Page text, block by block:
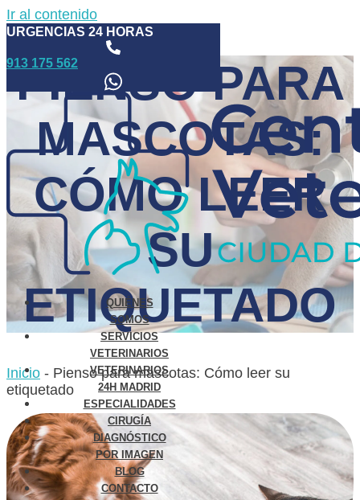
Ir al contenido
URGENCIAS 24 HORAS
913 175 562
QUIÉNES
SOMOS
SERVICIOS
VETERINARIOS
VETERINARIOS
24H MADRID
ESPECIALIDADES
CIRUGÍA
DIAGNÓSTICO
POR IMAGEN
BLOG
CONTACTO
PIENSO PARA
MASCOTAS:
CÓMO LEER
SU
ETIQUETADO
Inicio - Pienso para mascotas: Cómo leer su
etiquetado